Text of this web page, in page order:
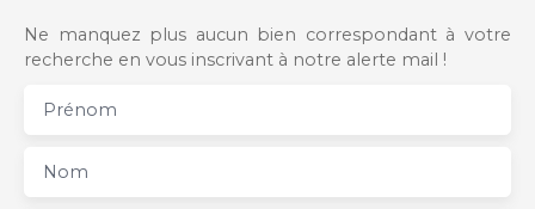
Ne manquez plus aucun bien correspondant à votre
recherche en vous inscrivant à notre alerte mail !
Prénom
Nom